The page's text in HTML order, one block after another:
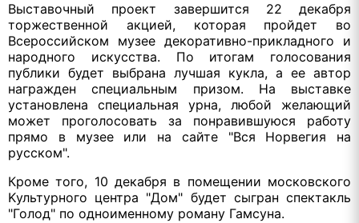
Выставочный проект завершится 22 декабря
торжественной акцией, которая пройдет во
Всероссийском музее декоративно-прикладного и
народного искусства. По итогам голосования
публики будет выбрана лучшая кукла, а ее автор
награжден специальным призом. На выставке
установлена специальная урна, любой желающий
может проголосовать за понравившуюся работу
прямо в музее или на сайте "Вся Норвегия на
русском".
Кроме того, 10 декабря в помещении московского
Kультурного центра "Дом" будет сыгран спектакль
"Голод" по одноименному роману Гамсуна.